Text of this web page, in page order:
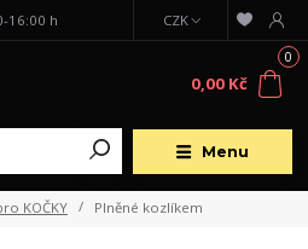
Menu
CZK
16:00 h
0
0,00 Kč
KOČKY Plněné kozlíkem